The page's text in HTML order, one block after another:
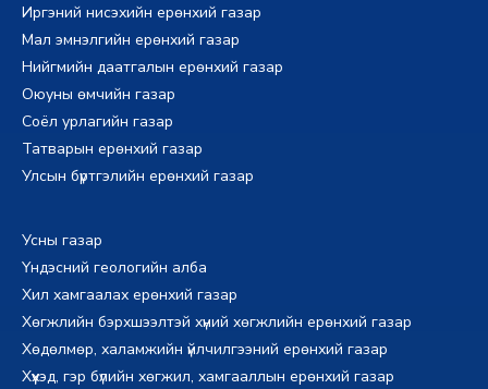
Иргэний нисэхийн ерөнхий газар
Мал эмнэлгийн ерөнхий газар
Нийгмийн даатгалын ерөнхий газар
Оюуны өмчийн газар
Соёл урлагийн газар
Татварын ерөнхий газар
Улсын бүртгэлийн ерөнхий газар
Усны газар
Үндэсний геологийн алба
Хил хамгаалах ерөнхий газар
Хөгжлийн бэрхшээлтэй хүний хөгжлийн ерөнхий газар
Хөдөлмөр, халамжийн үйлчилгээний ерөнхий газар
Хүүхэд, гэр бүлийн хөгжил, хамгааллын ерөнхий газар